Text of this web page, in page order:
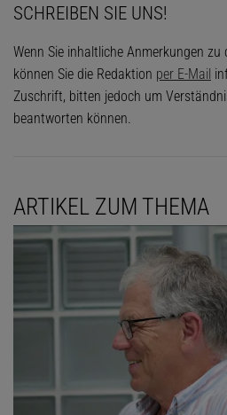
SCHREIBEN SIE UNS!
Wenn Sie inhaltliche Anmerkungen zu
können Sie die Redaktion per E-Mail
Zuschrift, bitten jedoch um
beantworten können.
ARTIKEL ZUM THEMA